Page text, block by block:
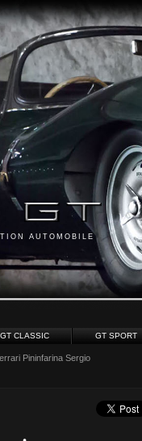
AUTOMOBILE
GT CLASSIC GT SPORT
Pininfarina Sergio